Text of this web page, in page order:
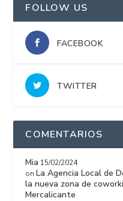
FOLLOW US
FACEBOOK
TWITTER
COMENTARIOS
Mia 15/02/2024
on La Agencia Local de
la nueva zona de
Mercalicante